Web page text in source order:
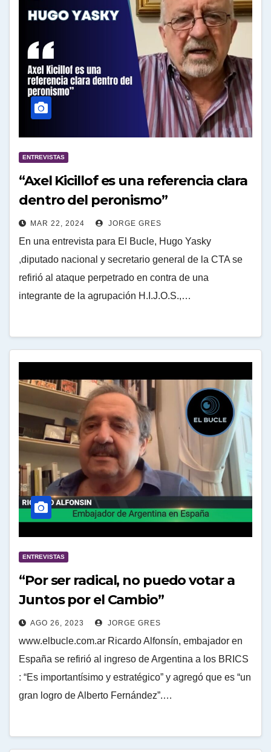
ENTREVISTAS
“Axel Kicillof es una referencia clara
dentro del peronismo”
MAR 22, 2024 JORGE GRES
En una entrevista para El Bucle, Hugo Yasky
,diputado nacional y secretario general de la CTA se
refirió al ataque perpetrado en contra de una
integrante de la agrupación H.I.J.O.S.,…
ENTREVISTAS
“Por ser radical, no puedo votar a
Juntos por el Cambio”
AGO 26, 2023 JORGE GRES
www.elbucle.com.ar Ricardo Alfonsín, embajador en
España se refirió al ingreso de Argentina a los BRICS
: “Es importantísimo y estratégico” y agregó que es “un
gran logro de Alberto Fernández”.…